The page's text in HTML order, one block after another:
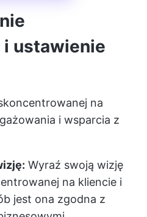
ustawienie
na
i wsparcia z
Wyraź swoją wizję
na kliencie i
jest ona zgodna z